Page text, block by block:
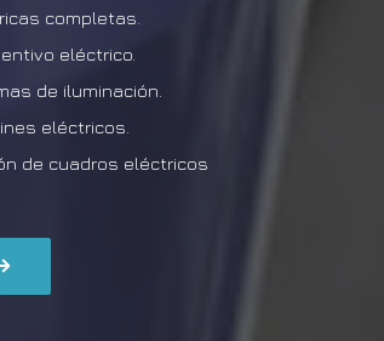
completas.
eléctrico.
de iluminación.
eléctricos.
de cuadros eléctricos